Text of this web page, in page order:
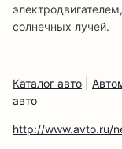
солнечных лучей.
Каталог авто
авто
http://www.avto.ru/